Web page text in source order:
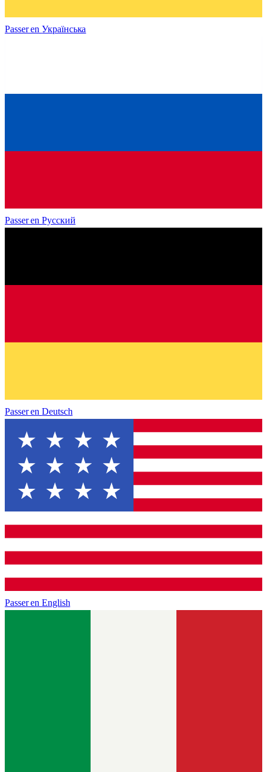
Passer enУкраїнська
Passer enРусский
Passer enDeutsch
Passer enEnglish